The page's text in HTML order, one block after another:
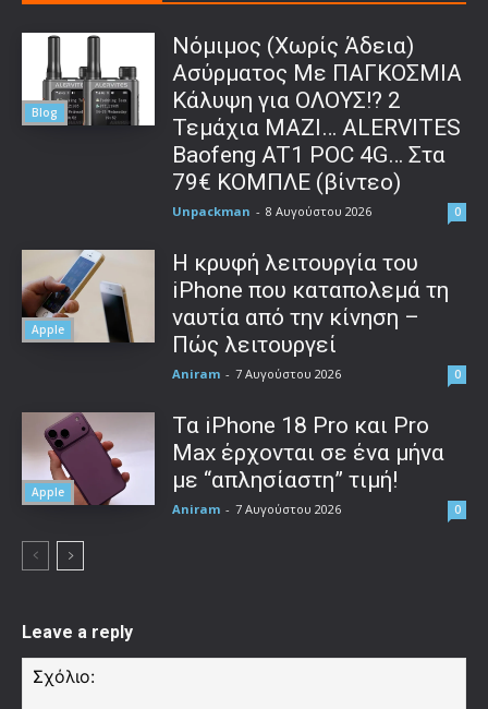
Blog
Νόμιμος (Χωρίς Άδεια)
Ασύρματος Με ΠΑΓΚΟΣΜΙΑ
Κάλυψη για ΟΛΟΥΣ!? 2
Τεμάχια ΜΑΖΙ… ALERVITES
Baofeng AT1 POC 4G… Στα
79€ ΚΟΜΠΛΕ (βίντεο)
Unpackman - 8 Αυγούστου 2026 0
Apple
Η κρυφή λειτουργία του
iPhone που καταπολεμά τη
ναυτία από την κίνηση –
Πώς λειτουργεί
Aniram - 7 Αυγούστου 2026 0
Apple
Τα iPhone 18 Pro και Pro
Max έρχονται σε ένα μήνα
με “απλησίαστη” τιμή!
Aniram - 7 Αυγούστου 2026 0
Leave a reply